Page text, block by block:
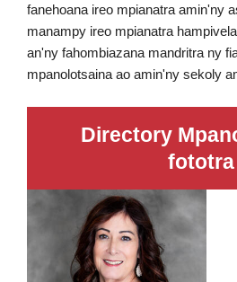
fanehoana ireo mpianatra amin'ny
manampy ireo mpianatra
an'ny fahombiazana mandritra ny
mpanolotsaina ao amin'ny sekoly
Directory
fototra